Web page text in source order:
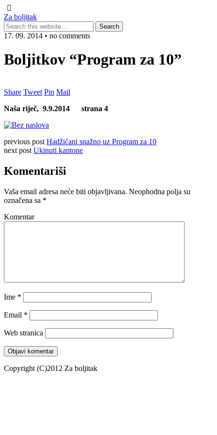
Za boljitak
17. 09. 2014 • no comments
Boljitkov “Program za 10”
Share Tweet Pin Mail
Naša riječ, 9.9.2014 strana 4
previous post Hadžićani snažno uz Program za 10
next post Ukinuti kantone
Komentariši
Vaša email adresa neće biti objavljivana. Neophodna polja su
označena sa *
Komentar
Ime *
Email *
Web stranica
Copyright (C)2012 Za boljitak